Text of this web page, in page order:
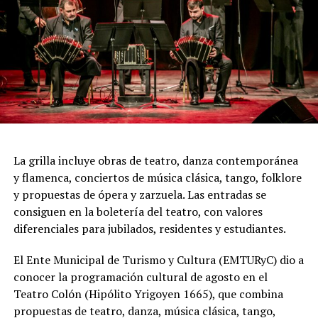
una demostración de virtuosismo, sensibilidad y trabajo
colectivo.
"Queremos que quienes todavía no conocen Tango
Furia descubran por qué el tango puede emocionar a
todas las generaciones. Y que quienes ya vivieron una de
nuestras funciones tengan ganas de volver, porque cada
función hay meses de ensayo y un enorme trabajo en
equipo para emocionar y sorprender al
público", expresa Emmanuel Marín.
distinguida con los Premios Estrella de Mar 2024 y
2026 como Mejor Espectáculo de Danza y con el Premio
Faro de Oro 2024. Además, Emmanuel Marín y Lola
La grilla incluye obras de teatro, danza contemporánea
y flamenca, conciertos de música clásica, tango, folklore
y propuestas de ópera y zarzuela. Las entradas se
consiguen en la boletería del teatro, con valores
diferenciales para jubilados, residentes y estudiantes.
El Ente Municipal de Turismo y Cultura (EMTURyC) dio a
conocer la programación cultural de agosto en el
Teatro Colón (Hipólito Yrigoyen 1665), que combina
propuestas de teatro, danza, música clásica, tango,